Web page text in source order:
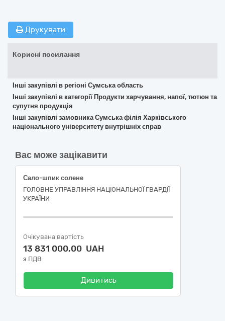
Друкувати
Корисні посилання
Інші закупівлі в регіоні Сумська область
Інші закупівлі в категорії Продукти харчування, напої, тютюн та
супутня продукція
Інші закупівлі замовника Сумська філія Харківського
національного університету внутрішніх справ
Вас може зацікавити
Сало-шпик солене
ГОЛОВНЕ УПРАВЛІННЯ НАЦІОНАЛЬНОЇ ГВАРДІЇ
УКРАЇНИ
Очікувана вартість
13 831 000,00 UAH
з ПДВ
Дивитись